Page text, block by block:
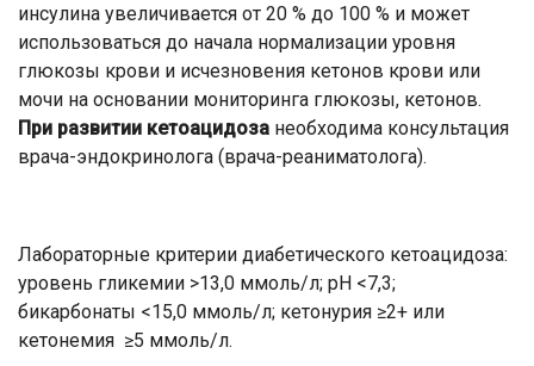
инсулина увеличивается от 20 % до 100 % и может
использоваться до начала нормализации уровня
глюкозы крови и исчезновения кетонов крови или
мочи на основании мониторинга глюкозы, кетонов.
При развитии кетоацидоза необходима консультация
врача-эндокринолога (врача-реаниматолога).
Лабораторные критерии диабетического кетоацидоза:
уровень гликемии >13,0 ммоль/л; рН <7,3;
бикарбонаты <15,0 ммоль/л; кетонурия ≥2+ или
кетонемия ≥5 ммоль/л.